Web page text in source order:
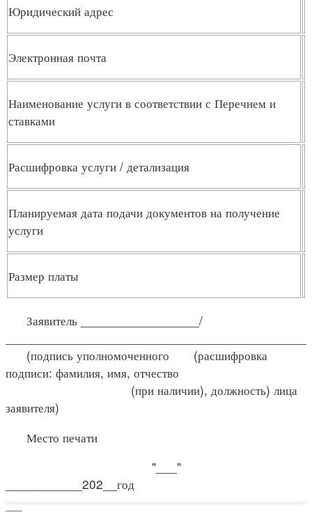
Юридический адрес
Электронная почта
Наименование услуги в соответствии с Перечнем и
ставками
Расшифровка услуги / детализация
Планируемая дата подачи документов на получение
услуги
Размер платы
Заявитель _________________/
(подпись уполномоченного (расшифровка
подписи: фамилия, имя, отчество
(при наличии), должность) лица
заявителя)
Место печати
"___"
___________202__год